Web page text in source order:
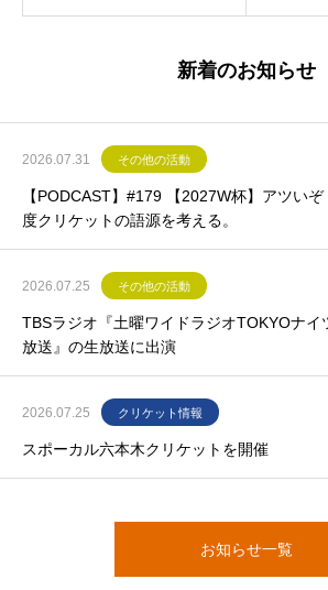
新着のお知らせ
2026.07.31 その他の活動
【PODCAST】#179 【2027W杯】アツい
度クリケットの語源を考える。
2026.07.25 その他の活動
TBSラジオ『土曜ワイドラジオTOKYOナイ
放送』の生放送に出演
2026.07.25 クリケット情報
スポーカル六本木クリケットを開催
お知らせ一覧